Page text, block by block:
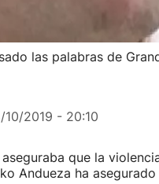
las palabras de
10/2019 - 20:10
aseguraba que la
Andueza ha